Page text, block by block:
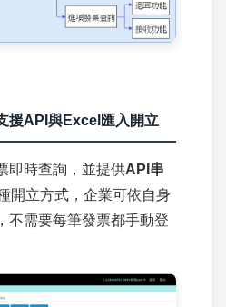
援API與Excel匯入開立
即時查詢，並提供API串
開立方式，企業可依自身
不需要每筆發票都手動登